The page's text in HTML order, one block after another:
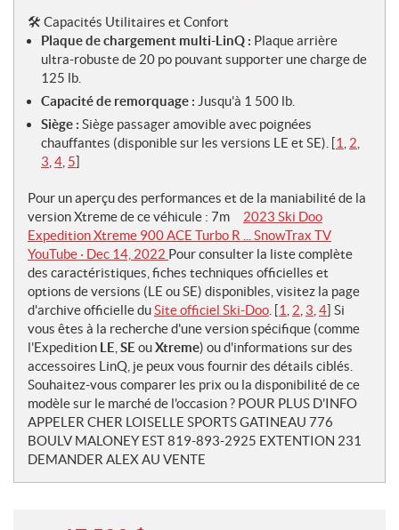
🛠️ Capacités Utilitaires et Confort
Plaque de chargement multi-LinQ : Plaque arrière
ultra-robuste de 20 po pouvant supporter une charge de
125 lb.
Capacité de remorquage : Jusqu'à 1 500 lb.
Siège : Siège passager amovible avec poignées
chauffantes (disponible sur les versions LE et SE). [1 2
3 4 5]
Pour un aperçu des performances et de la maniabilité de la
version Xtreme de ce véhicule : 7m
2023 Ski Doo
Expedition Xtreme 900 ACE Turbo R ... SnowTrax TV
YouTube · Dec 14, 2022 Pour consulter la liste complète
des caractéristiques, fiches techniques officielles et
options de versions (LE ou SE) disponibles, visitez la page
d'archive officielle duSite officiel Ski-Doo . [1 2 3 4] Si
vous êtes à la recherche d'une version spécifique (comme
l'Expedition LE SE ouXtreme) ou d'informations sur des
accessoires LinQ, je peux vous fournir des détails ciblés.
Souhaitez-vous comparer les prix ou la disponibilité de ce
modèle sur le marché de l'occasion ? POUR PLUS D'INFO
APPELER CHER LOISELLE SPORTS GATINEAU 776
BOULV MALONEY EST 819-893-2925 EXTENTION 231
DEMANDER ALEX AU VENTE